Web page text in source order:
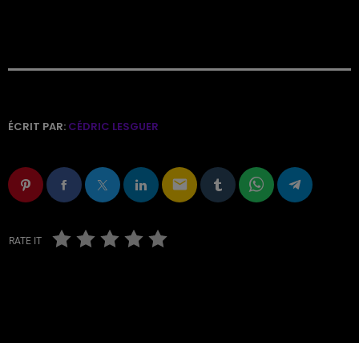
ÉCRIT PAR: CÉDRIC LESGUER
email
RATE IT